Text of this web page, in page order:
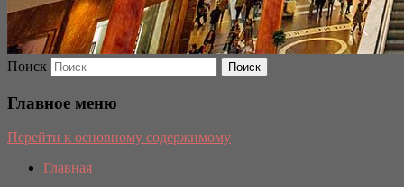
Поиск
Главное меню
Перейти к основному содержимому
Главная